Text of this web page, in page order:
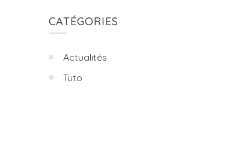
CATÉGORIES
Actualités
Tuto